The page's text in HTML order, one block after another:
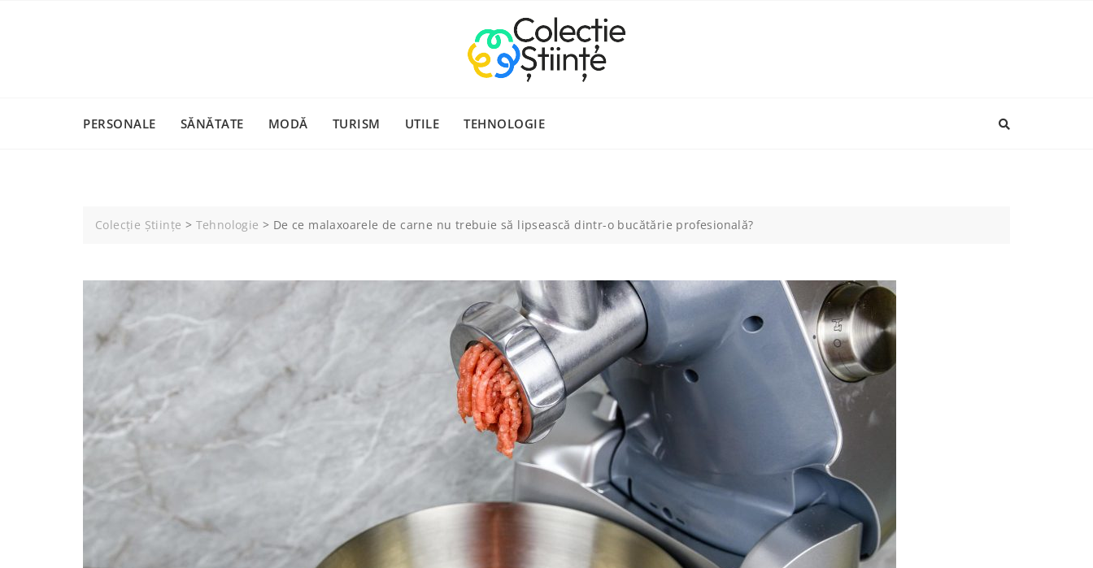
PERSONALE SĂNĂTATE MODĂ TURISM UTILE TEHNOLOGIE
Colecție Științe > Tehnologie > De ce malaxoarele de carne nu trebuie să lipsească dintr-o bucătărie profesională?